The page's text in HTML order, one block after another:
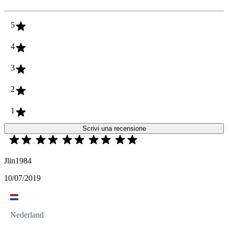
5
4
3
2
1
Scrivi una recensione
Jlin1984
10/07/2019
Nederland